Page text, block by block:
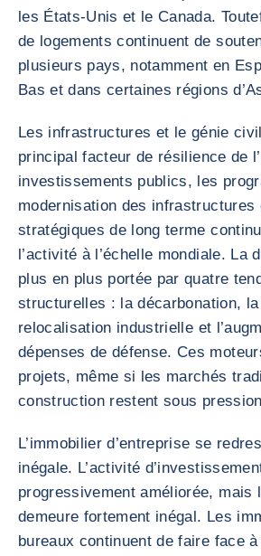
les États-Unis et le Canada.
de logements continuent de
plusieurs pays, notamment en
Bas et dans certaines régions
Les infrastructures et le génie
principal facteur de résilience de
investissements publics, les
modernisation des
stratégiques de long terme
l’activité à l’échelle mondiale. La
plus en plus portée par quatre
structurelles : la décarbonation,
relocalisation industrielle et
dépenses de défense. Ces
projets, même si les marchés
construction restent sous
L’immobilier d’entreprise se
inégale. L’activité
progressivement améliorée, mais
demeure fortement inégal. Les
bureaux continuent de faire face